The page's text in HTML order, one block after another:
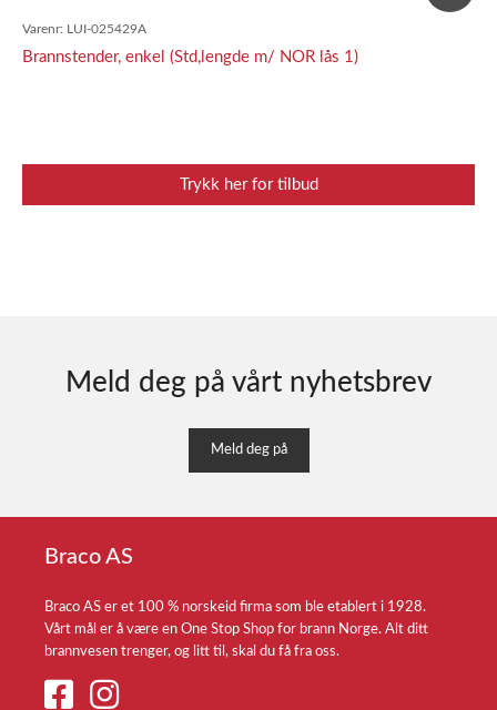
Varenr: LUI-025429A
Brannstender, enkel (Std,lengde m/ NOR lås 1)
Trykk her for tilbud
Meld deg på vårt nyhetsbrev
Meld deg på
Braco AS
Braco AS er et 100 % norskeid firma som ble etablert i 1928.
Vårt mål er å være en One Stop Shop for brann Norge. Alt ditt
brannvesen trenger, og litt til, skal du få fra oss.